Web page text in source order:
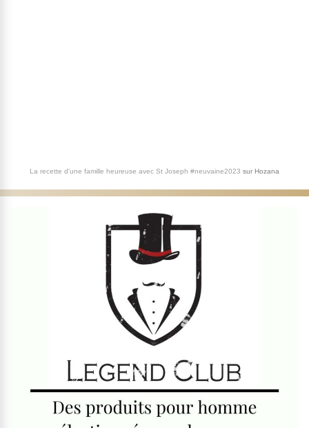
La recette d'une famille heureuse avec St Joseph #neuvaine2023 sur Hozana